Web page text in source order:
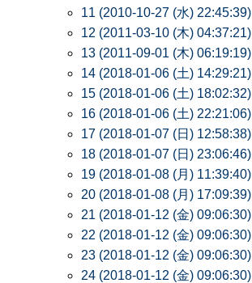
11 (2010-10-27 (水) 22:45:39)
12 (2011-03-10 (木) 04:37:21)
13 (2011-09-01 (木) 06:19:19)
14 (2018-01-06 (土) 14:29:21)
15 (2018-01-06 (土) 18:02:32)
16 (2018-01-06 (土) 22:21:06)
17 (2018-01-07 (日) 12:58:38)
18 (2018-01-07 (日) 23:06:46)
19 (2018-01-08 (月) 11:39:40)
20 (2018-01-08 (月) 17:09:39)
21 (2018-01-12 (金) 09:06:30)
22 (2018-01-12 (金) 09:06:30)
23 (2018-01-12 (金) 09:06:30)
24 (2018-01-12 (金) 09:06:30)